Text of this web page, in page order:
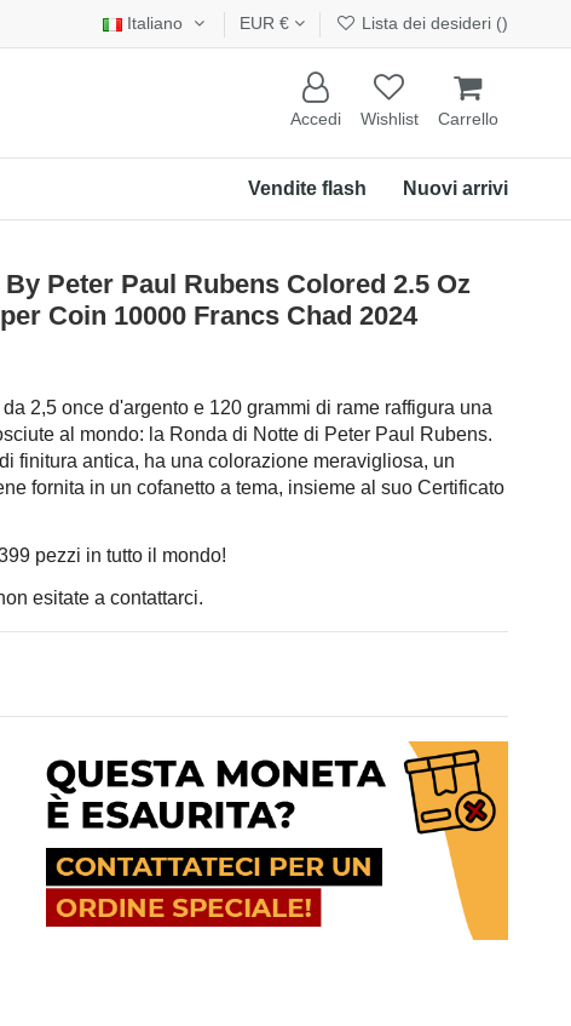
Italiano EUR € Lista dei desideri ()
Accedi Wishlist Carrello
Nuovi arrivi
Vendite flash
By Peter Paul Rubens Colored 2.5 Oz
Coin 10000 Francs Chad 2024
2,5 once d'argento e 120 grammi di rame raffigura una
al mondo: la Ronda di Notte di Peter Paul Rubens.
finitura antica, ha una colorazione meravigliosa, un
fornita in un cofanetto a tema, insieme al suo Certificato
pezzi in tutto il mondo!
esitate a contattarci.